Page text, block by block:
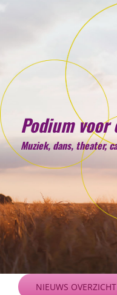
Podium
Muziek, dans, theater,
NIEUWS OVERZICHT